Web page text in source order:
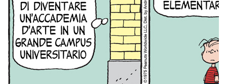
Politica
Tecnologia
Internet
Scienza
Consumismi
Storie/Idee
Ok Boomer!
Media
Europa
Altrecose